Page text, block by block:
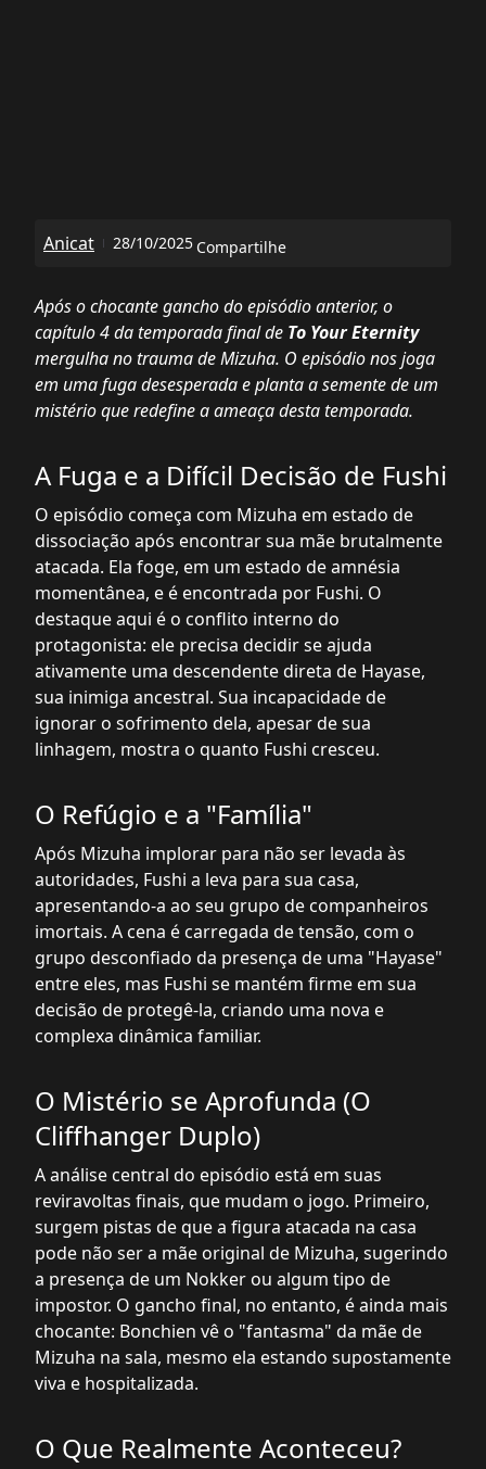
Anicat 28/10/2025 Compartilhe
Após o chocante gancho do episódio anterior, o
capítulo 4 da temporada final de To Your Eternity
mergulha no trauma de Mizuha. O episódio nos joga
em uma fuga desesperada e planta a semente de um
mistério que redefine a ameaça desta temporada.
A Fuga e a Difícil Decisão de Fushi
O episódio começa com Mizuha em estado de
dissociação após encontrar sua mãe brutalmente
atacada. Ela foge, em um estado de amnésia
momentânea, e é encontrada por Fushi. O
destaque aqui é o conflito interno do
protagonista: ele precisa decidir se ajuda
ativamente uma descendente direta de Hayase,
sua inimiga ancestral. Sua incapacidade de
ignorar o sofrimento dela, apesar de sua
linhagem, mostra o quanto Fushi cresceu.
O Refúgio e a "Família"
Após Mizuha implorar para não ser levada às
autoridades, Fushi a leva para sua casa,
apresentando-a ao seu grupo de companheiros
imortais. A cena é carregada de tensão, com o
grupo desconfiado da presença de uma "Hayase"
entre eles, mas Fushi se mantém firme em sua
decisão de protegê-la, criando uma nova e
complexa dinâmica familiar.
O Mistério se Aprofunda (O
Cliffhanger Duplo)
A análise central do episódio está em suas
reviravoltas finais, que mudam o jogo. Primeiro,
surgem pistas de que a figura atacada na casa
pode não ser a mãe original de Mizuha, sugerindo
a presença de um Nokker ou algum tipo de
impostor. O gancho final, no entanto, é ainda mais
chocante: Bonchien vê o "fantasma" da mãe de
Mizuha na sala, mesmo ela estando supostamente
viva e hospitalizada.
O Que Realmente Aconteceu?